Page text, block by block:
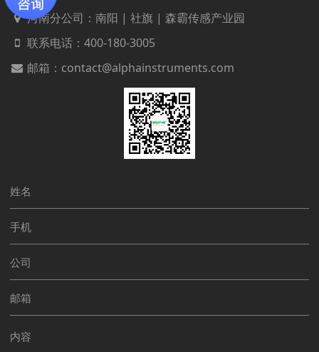
河南分公司：南阳 | 社旗 | 森霸传感产业园
联系电话： 400-180-3005
邮箱：contact@alphainstruments.com